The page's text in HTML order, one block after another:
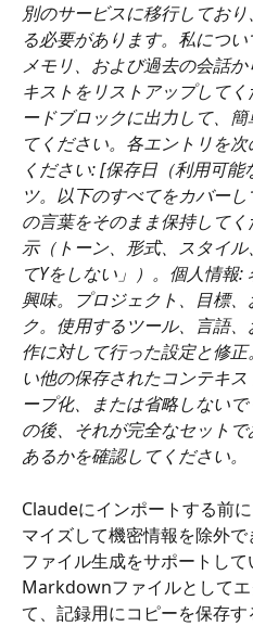
別のサービスに移行してお
る必要があります。私につ
メモリ、および過去の会話
キストをリストアップして
ードブロックに出力して、
てください。各エントリを
ください: [保存日（利用可
ツ。以下のすべてをカバー
の言葉をそのまま保持して
示（トーン、形式、スタイ
てYをしない」）。個人情報:
興味。プロジェクト、目標
ク。使用するツール、言語
作に対して行った設定と修
い他の保存されたコンテキ
ープ化、または省略しない
の後、それが完全なセット
あるかを確認してください。
Claudeにインポートする前
マイズして機密情報を除外
ファイル生成をサポートし
Markdownファイルとして
て、記録用にコピーを保存す